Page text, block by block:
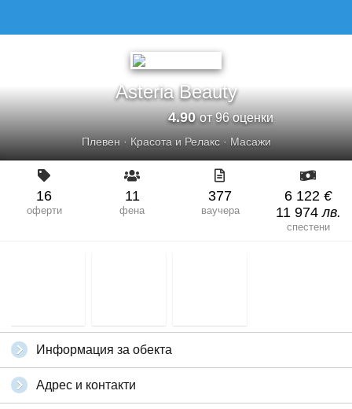
Asteria Beauty
4.90от 96 оценки
Плевен· Красота и Релакс· Масажи
16
оферти
11
фена
377
ваучера
6 122 €
11 974лв.
спестени
Информация за обекта
Адрес и контакти